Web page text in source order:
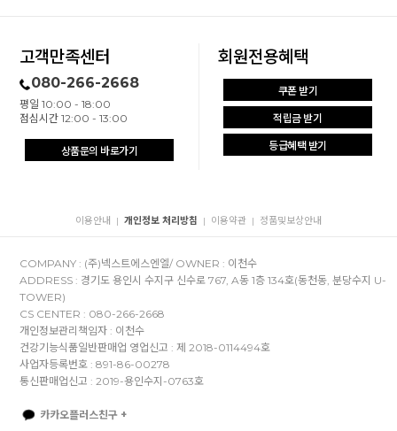
고객만족센터
080-266-2668
평일 10:00 - 18:00
점심시간 12:00 - 13:00
상품문의 바로가기
회원전용혜택
쿠폰 받기
적립금 받기
등급혜택 받기
이용안내 | 개인정보 처리방침 | 이용약관 | 정품및보상안내
COMPANY : (주)넥스트에스엔엘/ OWNER : 이천수
ADDRESS : 경기도 용인시 수지구 신수로 767, A동 1층 134호(동천동, 분당수지 U-
TOWER)
CS CENTER : 080-266-2668
개인정보관리책임자 : 이천수
건강기능식품일반판매업 영업신고 : 제 2018-0114494호
사업자등록번호 : 891-86-00278
통신판매업신고 : 2019-용인수지-0763호
카카오플러스친구 +